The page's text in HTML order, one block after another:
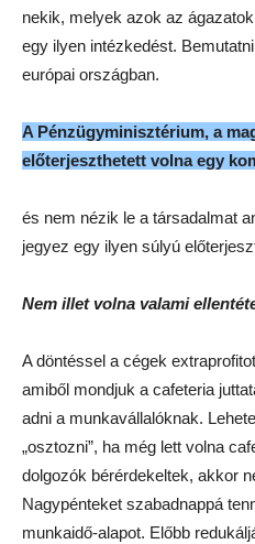
nekik, melyek azok az
egy ilyen intézkedést.
európai országban.
A Pénzügyminisztérium, a
előterjeszthetett volna egy
és nem nézik le a társadalmat
jegyez egy ilyen súlyú
Nem illet volna valami
A döntéssel a cégek
amiből mondjuk a cafeteria
adni a munkavállalóknak.
„osztozni”, ha még lett volna
dolgozók bérérdekeltek, akkor
Nagypénteket szabadnappá
munkaidő-alapot. Előbb